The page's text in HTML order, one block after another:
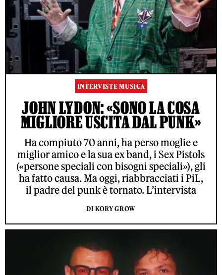
INTERVISTE MUSICA
JOHN LYDON: «SONO LA COSA
MIGLIORE USCITA DAL PUNK»
Ha compiuto 70 anni, ha perso moglie e
miglior amico e la sua ex band, i Sex Pistols
(«persone speciali con bisogni speciali»), gli
ha fatto causa. Ma oggi, riabbracciati i PiL,
il padre del punk è tornato. L’intervista
DI KORY GROW